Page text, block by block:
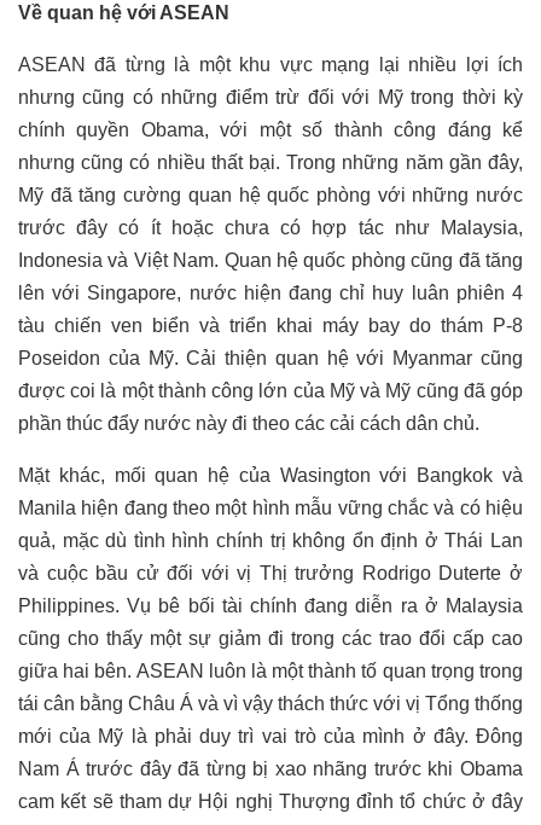
Về quan hệ với ASEAN
ASEAN đã từng là một khu vực mạng lại nhiều lợi ích
nhưng cũng có những điểm trừ đối với Mỹ trong thời kỳ
chính quyền Obama, với một số thành công đáng kể
nhưng cũng có nhiều thất bại. Trong những năm gần đây,
Mỹ đã tăng cường quan hệ quốc phòng với những nước
trước đây có ít hoặc chưa có hợp tác như Malaysia,
Indonesia và Việt Nam. Quan hệ quốc phòng cũng đã tăng
lên với Singapore, nước hiện đang chỉ huy luân phiên 4
tàu chiến ven biển và triển khai máy bay do thám P-8
Poseidon của Mỹ. Cải thiện quan hệ với Myanmar cũng
được coi là một thành công lớn của Mỹ và Mỹ cũng đã góp
phần thúc đẩy nước này đi theo các cải cách dân chủ.
Mặt khác, mối quan hệ của Wasington với Bangkok và
Manila hiện đang theo một hình mẫu vững chắc và có hiệu
quả, mặc dù tình hình chính trị không ổn định ở Thái Lan
và cuộc bầu cử đối với vị Thị trưởng Rodrigo Duterte ở
Philippines. Vụ bê bối tài chính đang diễn ra ở Malaysia
cũng cho thấy một sự giảm đi trong các trao đổi cấp cao
giữa hai bên. ASEAN luôn là một thành tố quan trọng trong
tái cân bằng Châu Á và vì vậy thách thức với vị Tổng thống
mới của Mỹ là phải duy trì vai trò của mình ở đây. Đông
Nam Á trước đây đã từng bị xao nhãng trước khi Obama
cam kết sẽ tham dự Hội nghị Thượng đỉnh tổ chức ở đây